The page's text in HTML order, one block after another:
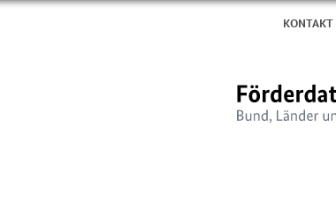
KONTAKT